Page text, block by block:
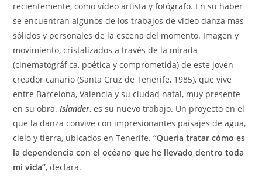
recientemente, como vídeo artista y fotógrafo. En su haber
se encuentran algunos de los trabajos de vídeo danza más
sólidos y personales de la escena del momento. Imagen y
movimiento, cristalizados a través de la mirada
(cinematográfica, poética y comprometida) de este joven
creador canario (Santa Cruz de Tenerife, 1985), que vive
entre Barcelona, Valencia y su ciudad natal, muy presente
en su obra.Islander, es su nuevo trabajo. Un proyecto en el
que la danza convive con impresionantes paisajes de agua,
cielo y tierra, ubicados en Tenerife.“Quería tratar cómo es
la dependencia con el océano que he llevado dentro toda
mi vida”, declara.